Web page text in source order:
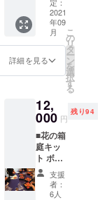
長等、 VIP
に捧げる作
品も創作す
る。これら
の活動が
陸」等、テ
レビ・ラジ
オ・新聞・
雑誌・WEB
等、多く
の メ
ディアで紹
使用し
たカー
ネー
ション
で製作
した
「お花
ケッチ
ブッ
ク」を1
冊お送
りしま
す。
2021
年09
月
詳細を見る
こ
の
リ
タ
ー
ン
を
選
択
す
る
12,
000 円
残り94
■花の箱
庭キッ
ト ボッ
クスの
中に
アー
支援
者：
6人